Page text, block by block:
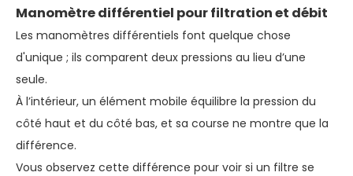
Manomètre différentiel pour filtration et débit
Les manomètres différentiels font quelque chose
d'unique ; ils comparent deux pressions au lieu d’une
seule.
À l’intérieur, un élément mobile équilibre la pression du
côté haut et du côté bas, et sa course ne montre que la
différence.
Vous observez cette différence pour voir si un filtre se